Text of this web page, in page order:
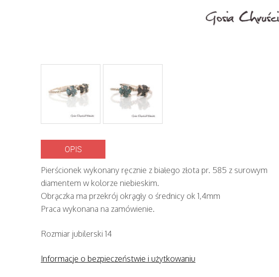
OPIS
Pierścionek wykonany ręcznie z białego złota pr. 585 z surowym
diamentem w kolorze niebieskim.
Obrączka ma przekrój okrągły o średnicy ok 1,4mm
Praca wykonana na zamówienie.
Rozmiar jubilerski 14
Informacje o bezpieczeństwie i użytkowaniu